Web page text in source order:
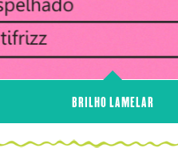
BRILHO LAMELAR